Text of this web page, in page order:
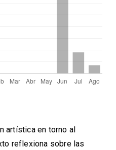
artística en torno al
reflexiona sobre las